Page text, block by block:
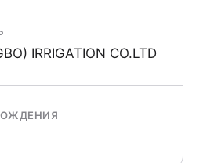
IRRIGATION CO.LTD